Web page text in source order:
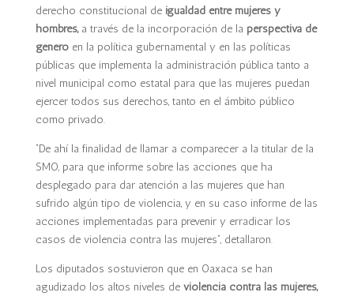
derecho constitucional deigualdad entre mujeres y
hombres,a través de la incorporación de la perspectiva de
géneroen la política gubernamental y en las políticas
públicas que implementa la administración pública tanto a
nivel municipal como estatal para que las mujeres puedan
ejercer todos sus derechos, tanto en el ámbito público
como privado.
“De ahí la finalidad de llamar a comparecer a la titular de la
SMO, para que informe sobre las acciones que ha
desplegado para dar atención a las mujeres que han
sufrido algún tipo de violencia, y en su caso informe de las
acciones implementadas para prevenir y erradicar los
casos de violencia contra las mujeres”, detallaron.
Los diputados sostuvieron que en Oaxaca se han
agudizado los altos niveles de violencia contra las mujeres,